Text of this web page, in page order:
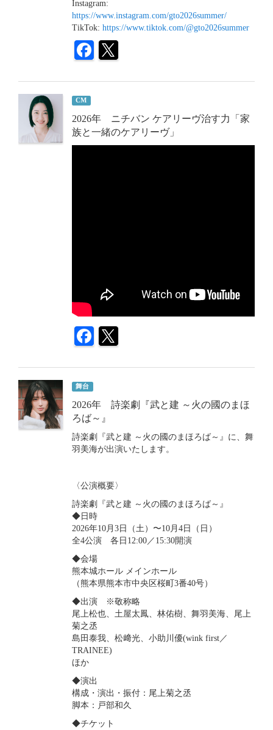
Instagram:
https://www.instagram.com/gto2026summer/
TikTok: https://www.tiktok.com/@gto2026summer
CM
2026年 ニチバン ケアリーヴ治す力「家
族と一緒のケアリーヴ」
舞台
2026年 詩楽劇『武と建 ～火の國のまほ
ろば～』
詩楽劇『武と建 ～火の國のまほろば～』に、舞
羽美海が出演いたします。
〈公演概要〉
詩楽劇『武と建 ～火の國のまほろば～』
◆日時
2026年10月3日（土）〜10月4日（日）
全4公演 各日12:00／15:30開演
◆会場
熊本城ホール メインホール
（熊本県熊本市中央区桜町3番40号）
◆出演 ※敬称略
尾上松也、土屋太鳳、林佑樹、舞羽美海、尾上
菊之丞
島田泰我、松﨑光、小助川優(wink first／
TRAINEE)
ほか
◆演出
構成・演出・振付：尾上菊之丞
脚本：戸部和久
◆チケット